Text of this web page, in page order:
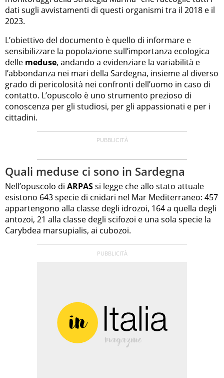
dati sugli avvistamenti di questi organismi tra il 2018 e il
2023.
L’obiettivo del documento è quello di informare e
sensibilizzare la popolazione sull’importanza ecologica
delle meduse, andando a evidenziare la variabilità e
l’abbondanza nei mari della Sardegna, insieme al diverso
grado di pericolosità nei confronti dell’uomo in caso di
contatto. L’opuscolo è uno strumento prezioso di
conoscenza per gli studiosi, per gli appassionati e per i
cittadini.
Quali meduse ci sono in Sardegna
Nell’opuscolo di ARPASsi legge che allo stato attuale
esistono 643 specie di cnidari nel Mar Mediterraneo: 457
appartengono alla classe degli idrozoi, 164 a quella degli
antozoi, 21 alla classe degli scifozoi e una sola specie la
Carybdea marsupialis, ai cubozoi.